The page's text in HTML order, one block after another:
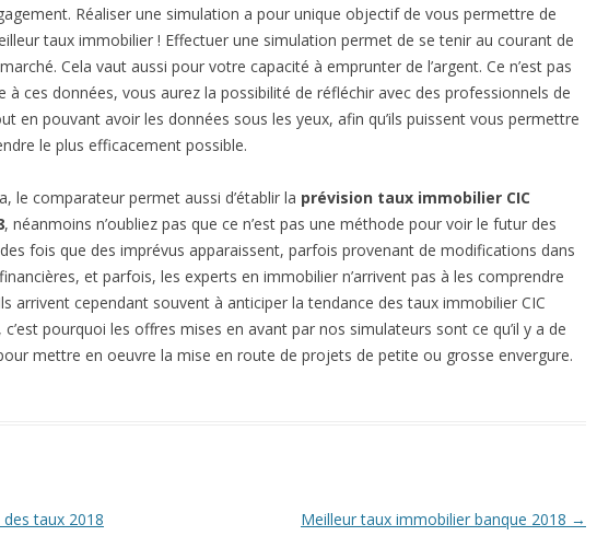
Réaliser une simulation a pour unique objectif de vous permettre de
taux immobilier ! Effectuer une simulation permet de se tenir au courant de
Cela vaut aussi pour votre capacité à emprunter de l’argent. Ce n’est pas
à ces données, vous aurez la possibilité de réfléchir avec des professionnels de
en pouvant avoir les données sous les yeux, afin qu’ils puissent vous permettre
le plus efficacement possible.
le comparateur permet aussi d’établir la prévision taux immobilier CIC
, néanmoins n’oubliez pas que ce n’est pas une méthode pour voir le futur des
fois que des imprévus apparaissent, parfois provenant de modifications dans
et parfois, les experts en immobilier n’arrivent pas à les comprendre
arrivent cependant souvent à anticiper la tendance des taux immobilier CIC
pourquoi les offres mises en avant par nos simulateurs sont ce qu’il y a de
mettre en oeuvre la mise en route de projets de petite ou grosse envergure.
taux 2018 Meilleur taux immobilier banque 2018 →